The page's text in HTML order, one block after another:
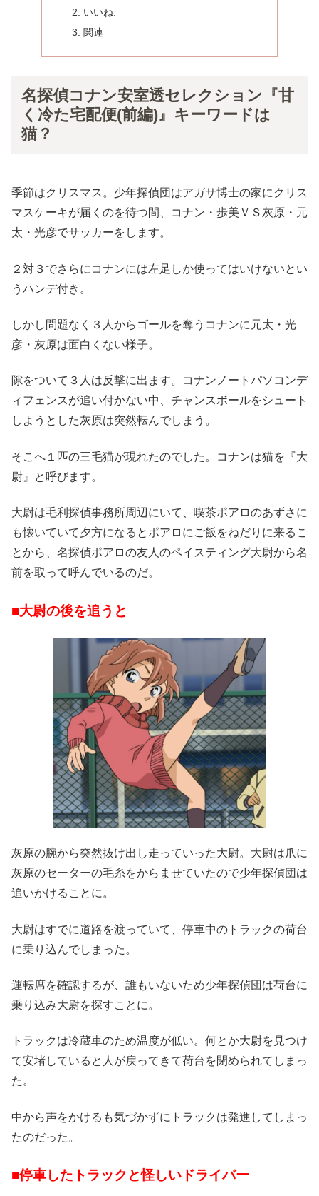
いいね:
関連
名探偵コナン安室透セレクション『甘
く冷た宅配便(前編)』キーワードは
猫？
季節はクリスマス。少年探偵団はアガサ博士の家にクリス
マスケーキが届くのを待つ間、コナン・歩美ＶＳ灰原・元
太・光彦でサッカーをします。
２対３でさらにコナンには左足しか使ってはいけないとい
うハンデ付き。
しかし問題なく３人からゴールを奪うコナンに元太・光
彦・灰原は面白くない様子。
隙をついて３人は反撃に出ます。コナンノートパソコンデ
ィフェンスが追い付かない中、チャンスボールをシュート
しようとした灰原は突然転んでしまう。
そこへ１匹の三毛猫が現れたのでした。コナンは猫を『大
尉』と呼びます。
大尉は毛利探偵事務所周辺にいて、喫茶ポアロのあずさに
も懐いていて夕方になるとポアロにご飯をねだりに来るこ
とから、名探偵ポアロの友人のペイスティング大尉から名
前を取って呼んでいるのだ。
■大尉の後を追うと
灰原の腕から突然抜け出し走っていった大尉。大尉は爪に
灰原のセーターの毛糸をからませていたので少年探偵団は
追いかけることに。
大尉はすでに道路を渡っていて、停車中のトラックの荷台
に乗り込んでしまった。
運転席を確認するが、誰もいないため少年探偵団は荷台に
乗り込み大尉を探すことに。
トラックは冷蔵車のため温度が低い。何とか大尉を見つけ
て安堵していると人が戻ってきて荷台を閉められてしまっ
た。
中から声をかけるも気づかずにトラックは発進してしまっ
たのだった。
■停車したトラックと怪しいドライバー